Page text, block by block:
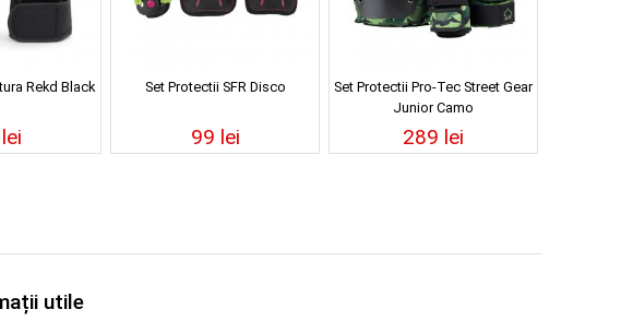
Rekd Black Set Protectii SFR Disco
99 lei
Set Protectii Pro-Tec Street Gear
Junior Camo
289 lei
utile